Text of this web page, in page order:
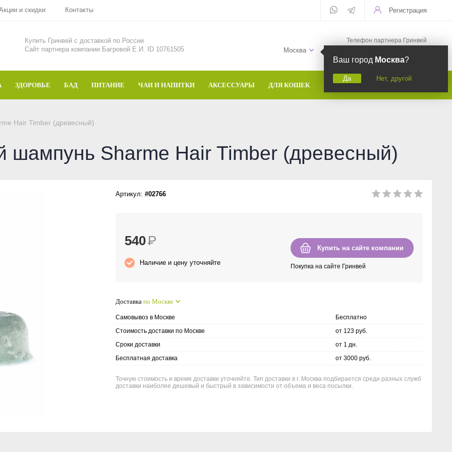
и скидки Контакты Регистрация
Купить Гринвей c доставкой по России
Сайт партнера компании Багровой Е.И. ID 10761505
Москва
Ваш город Москва?
Да Нет, другой
Телефон партнера Гринвей
ЗДОРОВЬЕ БАД ПИТАНИЕ ЧАИ И НАПИТКИ АКСЕССУАРЫ ДЛЯ КОШЕК БРЕНДЫ
Hair Timber (древесный)
шампунь Sharme Hair Timber (древесный)
Артикул: #02766
Купить на сайте компании
Покупка на сайте Гринвей
540Р
Наличие и цену уточняйте
Доставка по Москве
Самовывоз в Москве
Бесплатно
Стоимость доставки по Москве
от 123 руб.
Сроки доставки
от 1 дн.
Бесплатная доставка
от 3000 руб.
Точную стоимость и время доставки уточняйте. Тип доставки в г. Москва подбирается среди разных служб
доставки наиболее дешевый и быстрый в зависимости от объема и веса посылки.